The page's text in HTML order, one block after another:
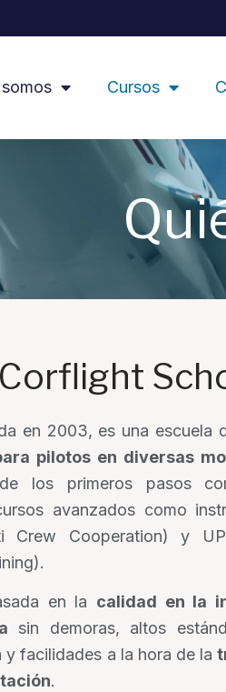
Cursos
en 2003, es una escuela
pilotos en diversas
los primeros pasos
avanzados como
Crew Cooperation) y
en la calidad en la
sin demoras, altos
facilidades a la hora de la
.